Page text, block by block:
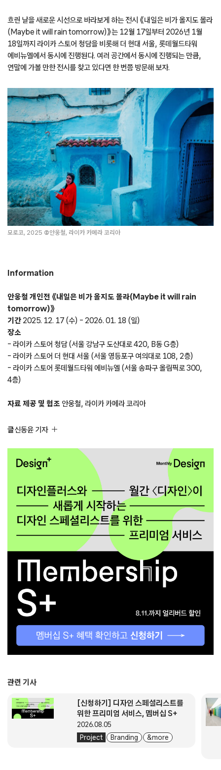
흐린 날을 새로운 시선으로 바라보게 하는 전시 《내일은 비가 올지도 몰라
(Maybe it will rain tomorrow)》는 12월 17일부터 2026년 1월
18일까지 라이카 스토어 청담을 비롯해 더 현대 서울, 롯데월드타워
에비뉴엘에서 동시에 진행된다. 여러 공간에서 동시에 진행되는 만큼,
연말에 가볼 만한 전시를 찾고 있다면 한 번쯤 방문해 보자.
모로코, 2025 ©안웅철, 라이카 카메라 코리아
Information
안웅철 개인전 《내일은 비가 올지도 몰라(Maybe it will rain
tomorrow)》
기간 2025. 12. 17 (수) – 2026. 01. 18 (일)
장소
– 라이카 스토어 청담 (서울 강남구 도산대로 420, B동 G층)
– 라이카 스토어 더 현대 서울 (서울 영등포구 여의대로 108, 2층)
– 라이카 스토어 롯데월드타워 에비뉴엘 (서울 송파구 올림픽로 300,
4층)
자료 제공 및 협조 안웅철, 라이카 카메라 코리아
글신동윤 기자
관련 기사
Project Branding & more
[신청하기] 디자인 스페셜리스트를
위한 프리미엄 서비스, 멤버십 S+
2026.08.05